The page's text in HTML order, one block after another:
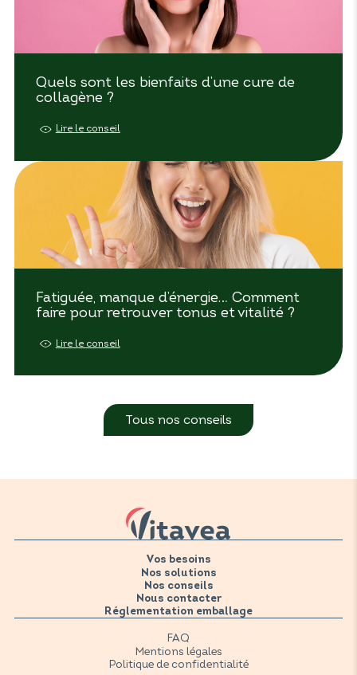
Quels sont les bienfaits d’une cure de
collagène ?
Lire le conseil
Fatiguée, manque d’énergie… Comment
faire pour retrouver tonus et vitalité ?
Lire le conseil
Tous nos conseils
Vos besoins
Nos solutions
Nos conseils
Nous contacter
Réglementation emballage
FAQ
Mentions légales
Politique de confidentialité